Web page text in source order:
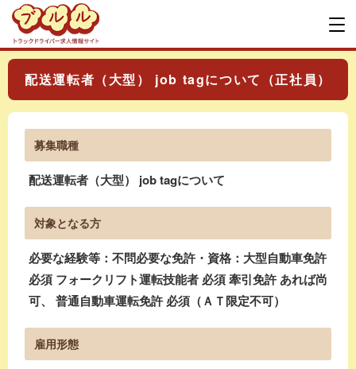
配送運転者（大型） job tagについて（正社員）
募集職種
配送運転者（大型） job tagについて
対象となる方
必要な経験等：不問必要な免許・資格：大型自動車免許
必須 フォークリフト運転技能者 必須 牽引免許 あれば尚
可、 普通自動車運転免許 必須（ＡＴ限定不可）
雇用形態